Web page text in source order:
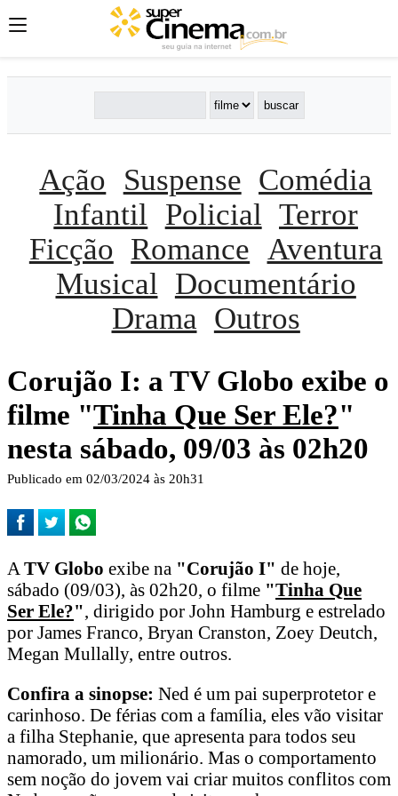
Ação Suspense Comédia
Infantil
Policial Terror
Ficção Romance Aventura
Musical
Documentário
Drama Outros
Corujão I: a TV Globo exibe o
filme "Tinha Que Ser Ele?"
nesta sábado, 09/03 às 02h20
Publicado em 02/03/2024 às 20h31
A TV Globo exibe na "Corujão I" de hoje,
sábado (09/03), às 02h20, o filme "Tinha Que
Ser Ele?", dirigido por John Hamburg e estrelado
por James Franco, Bryan Cranston, Zoey Deutch,
Megan Mullally, entre outros.
Confira a sinopse: Ned é um pai superprotetor e
carinhoso. De férias com a família, eles vão visitar
a filha Stephanie, que apresenta para todos seu
namorado, um milionário. Mas o comportamento
sem noção do jovem vai criar muitos conflitos com